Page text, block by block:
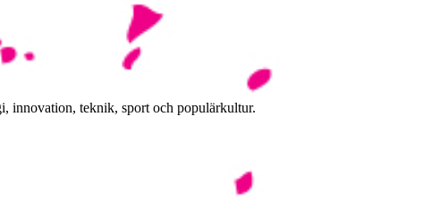
innovation, teknik, sport och populärkultur.